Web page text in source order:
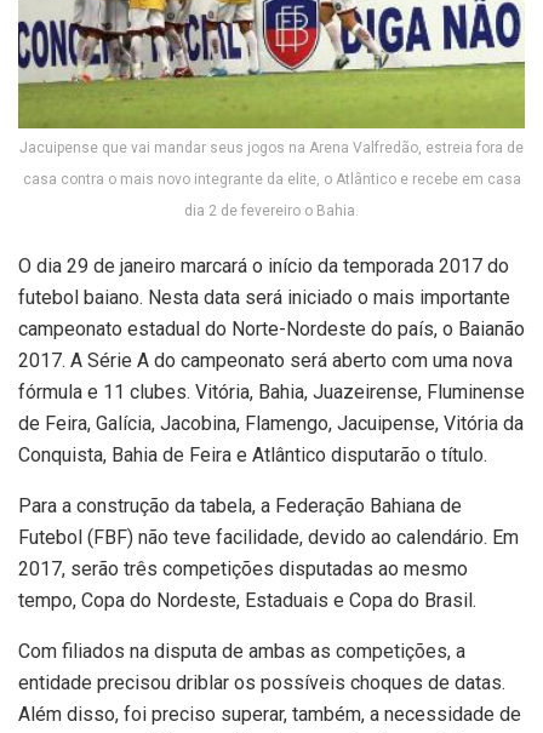
Jacuipense que vai mandar seus jogos na Arena Valfredão, estreia fora de
casa contra o mais novo integrante da elite, o Atlântico e recebe em casa
dia 2 de fevereiro o Bahia.
O dia 29 de janeiro marcará o início da temporada 2017 do
futebol baiano. Nesta data será iniciado o mais importante
campeonato estadual do Norte-Nordeste do país, o Baianão
2017. A Série A do campeonato será aberto com uma nova
fórmula e 11 clubes. Vitória, Bahia, Juazeirense, Fluminense
de Feira, Galícia, Jacobina, Flamengo, Jacuipense, Vitória da
Conquista, Bahia de Feira e Atlântico disputarão o título.
Para a construção da tabela, a Federação Bahiana de
Futebol (FBF) não teve facilidade, devido ao calendário. Em
2017, serão três competições disputadas ao mesmo
tempo, Copa do Nordeste, Estaduais e Copa do Brasil.
Com filiados na disputa de ambas as competições, a
entidade precisou driblar os possíveis choques de datas.
Além disso, foi preciso superar, também, a necessidade de